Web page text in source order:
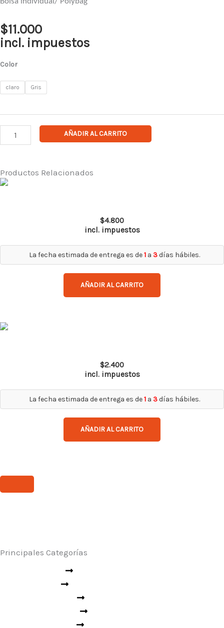
$11.000
incl. impuestos
Color
claro Gris
AF
UV
cantidad
AÑADIR AL CARRITO
Productos Relacionados
$4.800
incl. impuestos
La fecha estimada de entrega es de1 a 3días hábiles.
AÑADIR AL CARRITO
$2.400
incl. impuestos
La fecha estimada de entrega es de1 a 3días hábiles.
AÑADIR AL CARRITO
Principales Categorías